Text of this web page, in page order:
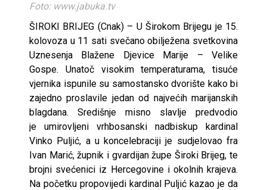
Foto: www.jabuka.tv
ŠIROKI BRIJEG (Cnak) – U Širokom Brijegu je 15.
kolovoza u 11 sati svečano obilježena svetkovina
Uznesenja Blažene Djevice Marije – Velike
Gospe. Unatoč visokim temperaturama, tisuće
vjernika ispunile su samostansko dvorište kako bi
zajedno proslavile jedan od najvećih marijanskih
blagdana. Središnje misno slavlje predvodio
je umirovljeni vrhbosanski nadbiskup kardinal
Vinko Puljić, a u koncelebraciji je sudjelovao fra
Ivan Marić, župnik i gvardijan župe Široki Brijeg, te
brojni svećenici iz Hercegovine i okolnih krajeva.
Na početku propovijedi kardinal Puljić kazao je da